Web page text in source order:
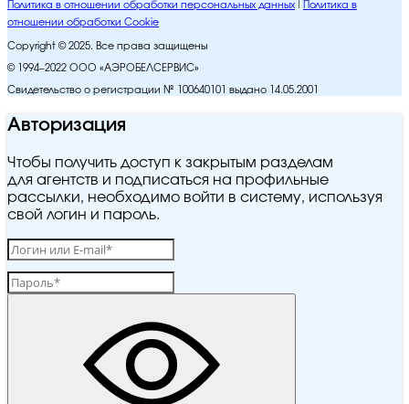
Политика в отношении обработки персональных данных
Политика в
отношении обработки Cookie
Copyright © 2025. Все права защищены
© 1994–2022 ООО «АЭРОБЕЛСЕРВИС»
Свидетельство о регистрации № 100640101 выдано 14.05.2001
Авторизация
Чтобы получить доступ к закрытым разделам
для агентств и подписаться на профильные
рассылки, необходимо войти в систему, используя
свой логин и пароль.